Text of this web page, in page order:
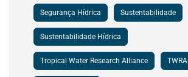
Segurança Hídrica Sustentabilidade
Sustentabilidade Hídrica
Tropical Water Research Alliance TWRA